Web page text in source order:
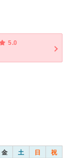
5.0
金 土 日 祝